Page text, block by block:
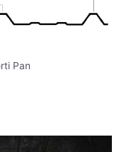
Pan